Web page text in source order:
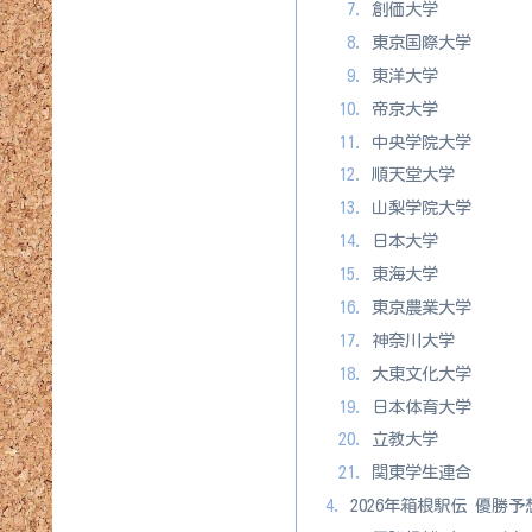
創価大学
東京国際大学
東洋大学
帝京大学
中央学院大学
順天堂大学
山梨学院大学
日本大学
東海大学
東京農業大学
神奈川大学
大東文化大学
日本体育大学
立教大学
関東学生連合
2026年箱根駅伝 優勝予